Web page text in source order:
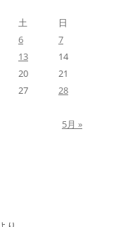
土
日
6
7
13
14
20
21
27
28
5月 »